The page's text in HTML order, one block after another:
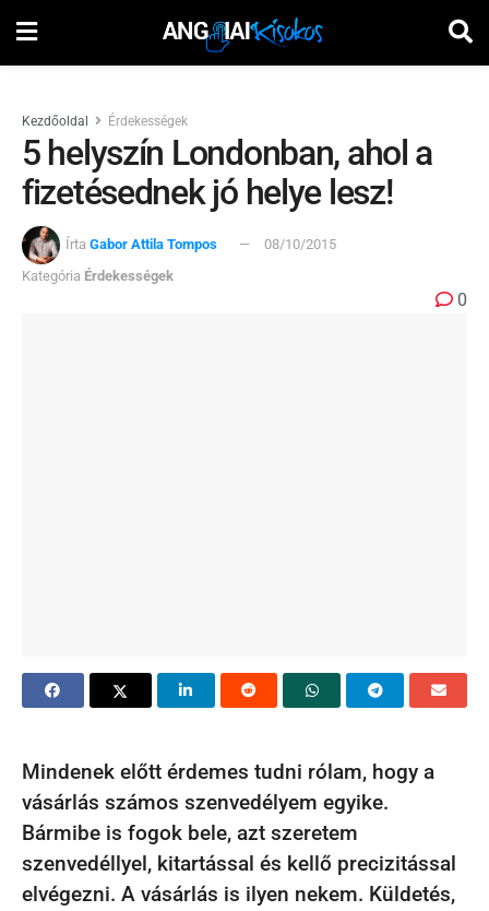
Kezdőoldal Érdekességek
5 helyszín Londonban, ahol a
fizetésednek jó helye lesz!
Írta Gabor Attila Tompos
08/10/2015
Kategória Érdekességek
0
Mindenek előtt érdemes tudni rólam, hogy a
vásárlás számos szenvedélyem egyike.
Bármibe is fogok bele, azt szeretem
szenvedéllyel, kitartással és kellő precizitással
elvégezni. A vásárlás is ilyen nekem. Küldetés,